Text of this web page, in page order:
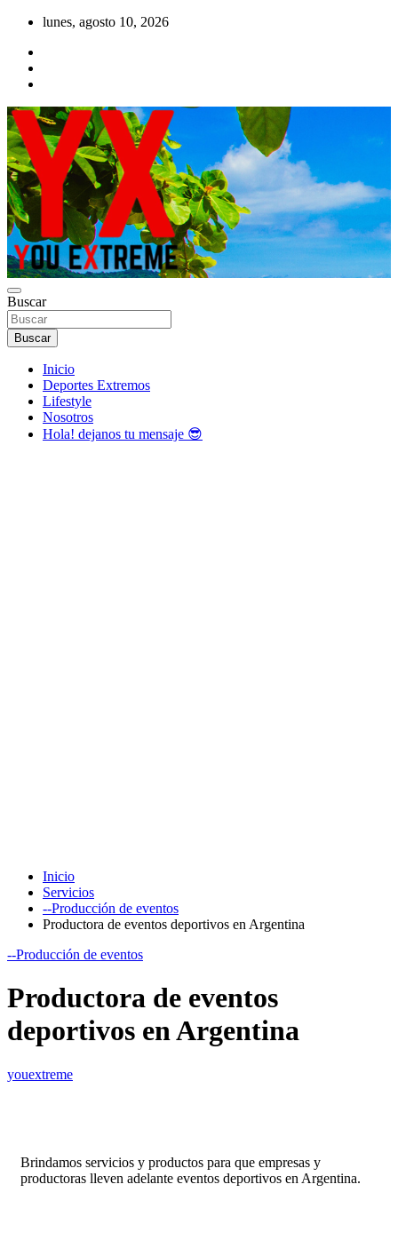
Saltar
contenido
lunes, agosto 10, 2026
YOU EXTREME
YX Deportes Extremos Lifestyle
Buscar
Buscar
Inicio
Deportes Extremos
Lifestyle
Nosotros
Hola! dejanos tu mensaje 😎
Inicio
Servicios
--Producción de eventos
Productora de eventos deportivos en Argentina
--Producción de eventos
Productora de eventos
deportivos en Argentina
youextreme
Brindamos servicios y productos para que empresas y
productoras lleven adelante eventos deportivos en Argentina.